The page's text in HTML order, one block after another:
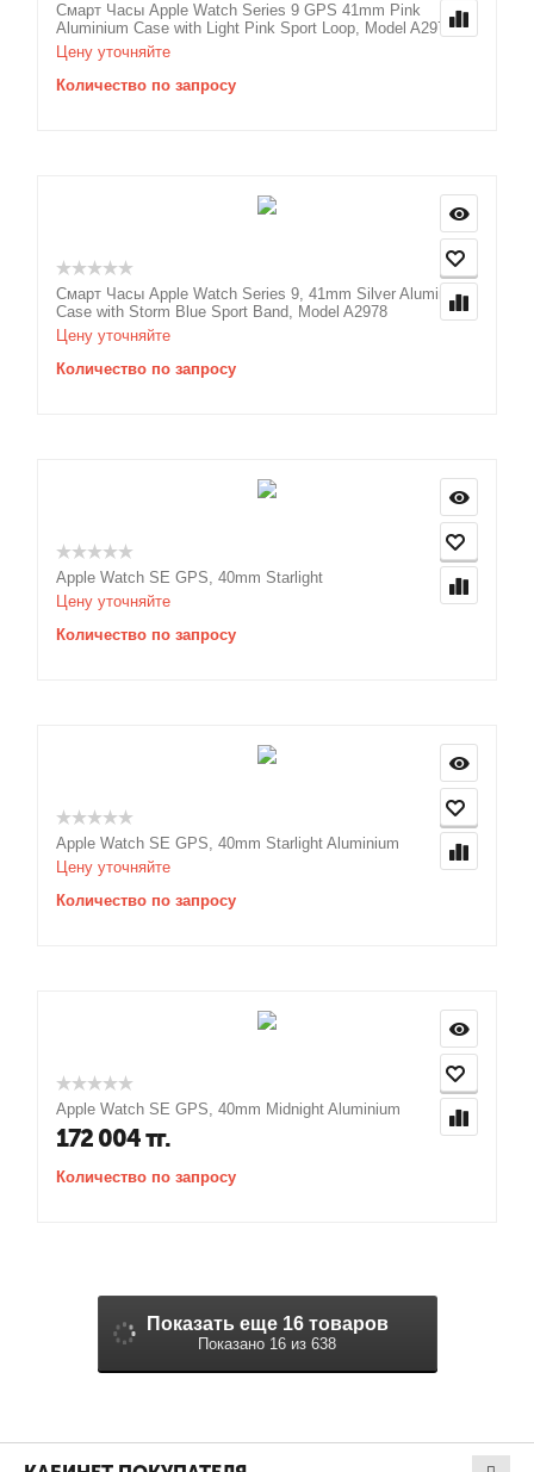
Смарт Часы Apple Watch Series 9 GPS 41mm Pink
Aluminium Case with Light Pink Sport Loop, Model A2978
Цену уточняйте
Количество по запросу
Смарт Часы Apple Watch Series 9, 41mm Silver Aluminium
Case with Storm Blue Sport Band, Model A2978
Цену уточняйте
Количество по запросу
Apple Watch SE GPS, 40mm Starlight
Цену уточняйте
Количество по запросу
Apple Watch SE GPS, 40mm Starlight Aluminium
Цену уточняйте
Количество по запросу
Apple Watch SE GPS, 40mm Midnight Aluminium
172 004тг.
Количество по запросу
Показать еще 16 товаров
Показано 16 из 638